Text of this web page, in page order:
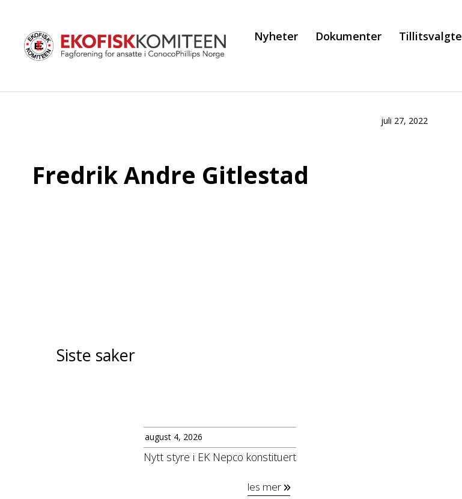
Nyheter Dokumenter Tillitsvalgte
juli 27, 2022
Fredrik Andre Gitlestad
Siste saker
august 4, 2026
Nytt styre i EK Nepco konstituert
les mer